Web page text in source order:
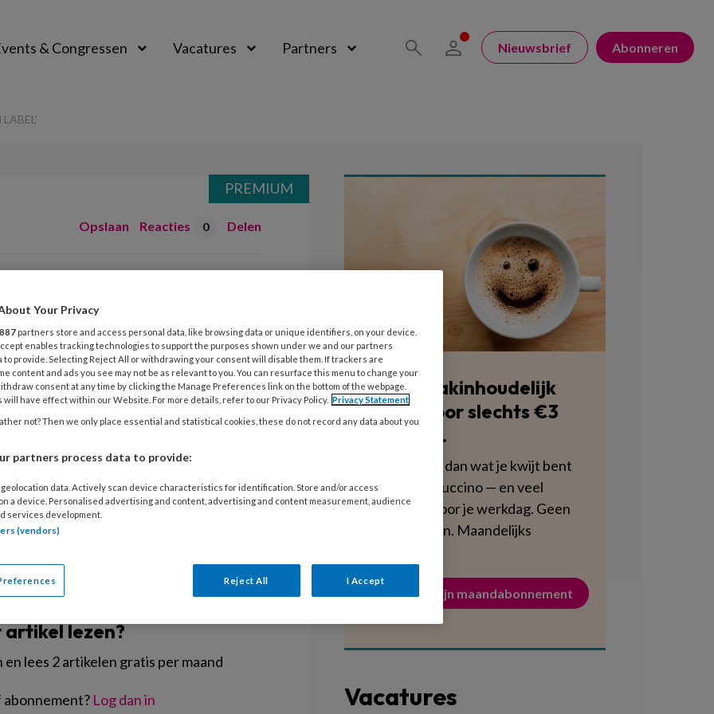
& Congressen Vacatures Partners Nieuwsbrief Abonneren
Opslaan Reacties 0 Delen
dan een label’
dan over de kinderen’,
campagne ‘Gun kinderen hun
krijgen een label opgeplakt. De
maken van de keerzijde van
Een kind met een label is
die ADHD'er en daarna pas die
lezen?
lees 2 artikelen gratis per maand
Log dan in
PREMIUM
Blijf vakinhoudelijk
scherp voor slechts €3
per week.
Dat is minder dan wat je kwijt bent
aan een cappuccino — en veel
voedzamer voor je werkdag. Geen
verplichtingen. Maandelijks
Activeer mijn maandabonnement
Vacatures
Your Privacy
887 partners store and access personal data, like browsing data or unique identifiers, on your device.
enables tracking technologies to support the purposes shown under we and our partners
to provide. Selecting Reject All or withdrawing your consent will disable them. If trackers are
content and ads you see may not be as relevant to you. You can resurface this menu to change your
consent at any time by clicking the Manage Preferences link on the bottom of the webpage.
will have effect within our Website. For more details, refer to our Privacy Policy. Privacy Statement
not? Then we only place essential and statistical cookies, these do not record any data about you
partners process data to provide:
data. Actively scan device characteristics for identification. Store and/or access
a device. Personalised advertising and content, advertising and content measurement, audience
services development.
(vendors)
Reject All I Accept